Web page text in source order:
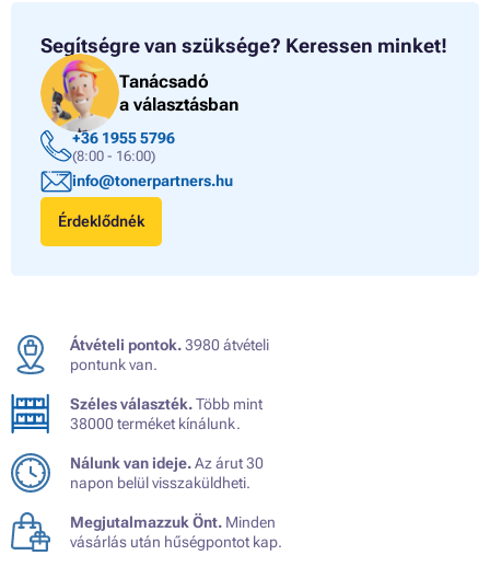
Segítségre van szüksége? Keressen minket!
Tanácsadó
a választásban
+36 1955 5796
(8:00 - 16:00)
info@tonerpartners.hu
Érdeklődnék
Átvételi pontok.3980 átvételi
pontunk van.
Széles választék.Több mint
38000 terméket kínálunk.
Nálunk van ideje.Az árut 30
napon belül visszaküldheti.
Megjutalmazzuk Önt. Minden
vásárlás után hűségpontot kap.